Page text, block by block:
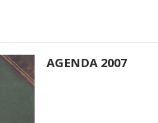
AGENDA 2007